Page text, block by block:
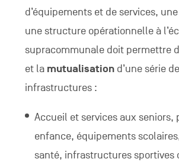
d’équipements et de services,
une structure opérationnelle à
supracommunale doit permettre
et la mutualisation d’une série
infrastructures :
Accueil et services aux seniors,
enfance, équipements
santé, infrastructures sportives